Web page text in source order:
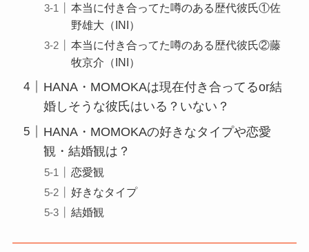
本当に付き合ってた噂のある歴代彼氏①佐
野雄大（INI）
本当に付き合ってた噂のある歴代彼氏②藤
牧京介（INI）
HANA・MOMOKAは現在付き合ってるor結
婚しそうな彼氏はいる？いない？
HANA・MOMOKAの好きなタイプや恋愛
観・結婚観は？
恋愛観
好きなタイプ
結婚観